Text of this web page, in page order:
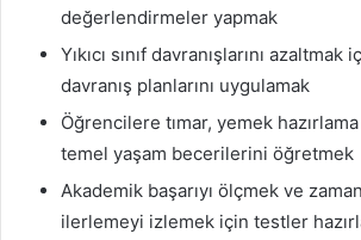
değerlendirmeler yapmak
Yıkıcı sınıf davranışlarını azaltmak
davranış planlarını uygulamak
Öğrencilere tımar, yemek
temel yaşam becerilerini öğretmek
Akademik başarıyı ölçmek ve
ilerlemeyi izlemek için testler